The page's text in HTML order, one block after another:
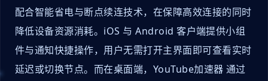
配合智能省电与断点续连技术，在保障高效连接的同时
降低设备资源消耗。iOS 与 Android 客户端提供小组
件与通知快捷操作，用户无需打开主界面即可查看实时
延迟或切换节点。而在桌面端，YouTube加速器 通过